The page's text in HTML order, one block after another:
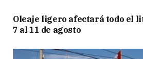
Oleaje ligero afectará todo el
7 al 11 de agosto